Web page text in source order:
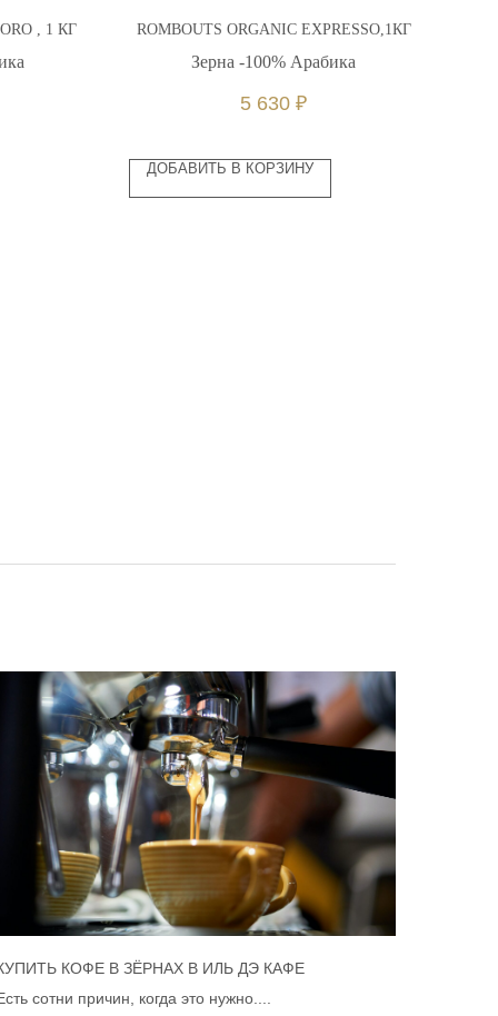
, 1 КГ ROMBOUTS ORGANIC EXPRESSO,1КГ
Зерна -100% Арабика
5 630 ₽
ДОБАВИТЬ В КОРЗИНУ
КОФЕ В ЗЁРНАХ В ИЛЬ ДЭ КАФЕ
сотни причин, когда это нужно....